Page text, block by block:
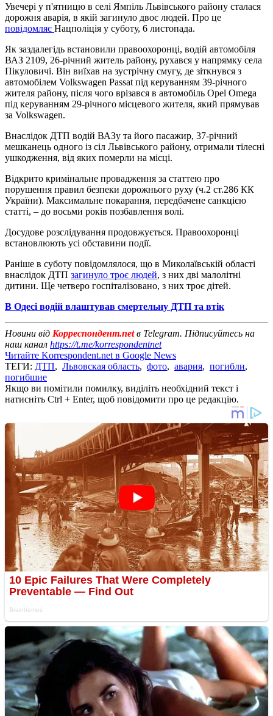
Увечері у п'ятницю в селі Ямпіль Львівського району сталася
дорожня аварія, в якій загинуло двоє людей. Про це
повідомляє Нацполіція у суботу, 6 листопада.
Як заздалегідь встановили правоохоронці, водій автомобіля
ВАЗ 2109, 26-річний житель району, рухався у напрямку села
Пікуловичі. Він виїхав на зустрічну смугу, де зіткнувся з
автомобілем Volkswagen Passat під керуванням 39-річного
жителя району, після чого врізався в автомобіль Opel Omega
під керуванням 29-річного місцевого жителя, який прямував
за Volkswagen.
Внаслідок ДТП водій ВАЗу та його пасажир, 37-річний
мешканець одного із сіл Львівського району, отримали тілесні
ушкодження, від яких померли на місці.
Відкрито кримінальне провадження за статтею про
порушення правил безпеки дорожнього руху (ч.2 ст.286 КК
України). Максимальне покарання, передбачене санкцією
статті, – до восьми років позбавлення волі.
Досудове розслідування продовжується. Правоохоронці
встановлюють усі обставини події.
Раніше в суботу повідомлялося, що в Миколаївській області
внаслідок ДТП загинуло троє людей, з них дві малолітні
дитини. Ще четверо госпіталізовано, з них троє дітей.
В Одесі водій влаштував смертельну ДТП та втік
Новини від Корреспондент.netв Telegram. Підписуйтесь на
наш канал https://t.me/korrespondentnet
Читайте Korrespondent.net в Google News
ТЕГИ: ДТП, Львовская область, фото, авария, погибли,
погибшие
Якщо ви помітили помилку, виділіть необхідний текст і
натисніть Ctrl + Enter, щоб повідомити про це редакцію.